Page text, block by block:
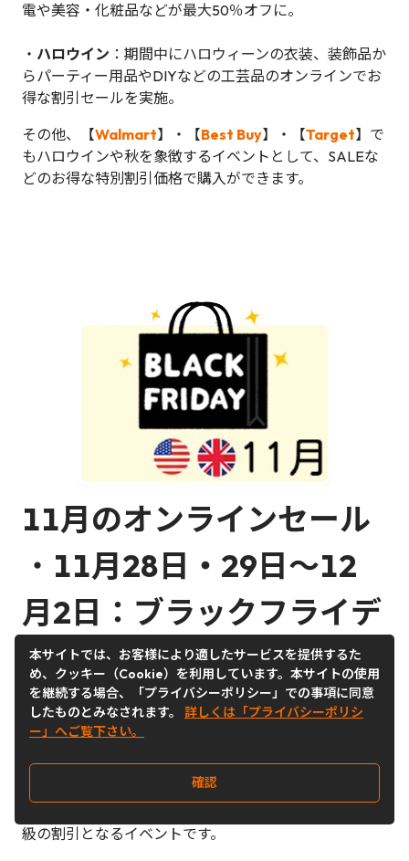
電や美容・化粧品などが最大50％オフに。
・ ハロウイン ：期間中にハロウィーンの衣装、装飾品か
らパーティー用品やDIYなどの工芸品のオンラインでお
得な割引セールを実施。
その他、【Walmart】・【Best Buy】・【Target】で
もハロウインや秋を象徴するイベントとして、SALEな
どのお得な特別割引価格で購入ができます。
11月のオンラインセール
・ 11月28日・29日～12
月2日：ブラックフライデ
ー ～サイバーマンデー
ッピングイベントで、感謝祭（11月第4木曜日）の翌日
）～翌月曜日の（2024年は
級の割引となるイベントです。
本サイトでは、お客様により適したサービスを提供するた
め、クッキー（Cookie）を利用しています。本サイトの使用
を継続する場合、「プライバシーポリシー」での事項に同意
したものとみなされます。 詳しくは「プライバシーポリシ
ー」へご覧下さい。
確認